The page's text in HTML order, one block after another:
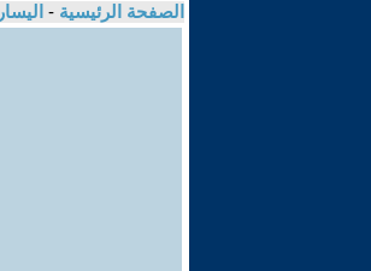
الصفحة الرئيسية -